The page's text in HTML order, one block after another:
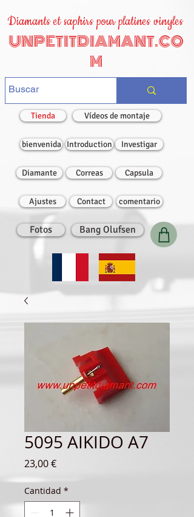
Diamants et saphirs pour platines vinyles
UNPETITDIAMANT.CO
M
Tienda Vídeos de montaje
bienvenida Introduction Investigar
Diamante Correas Capsula
Ajustes Contact comentario
Fotos Bang Olufsen
5095 AIKIDO A7
23,00 €Precio
Cantidad *